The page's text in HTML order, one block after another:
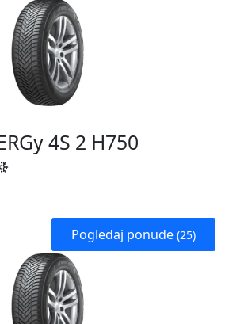
4S 2 H750
Pogledaj ponude (25)